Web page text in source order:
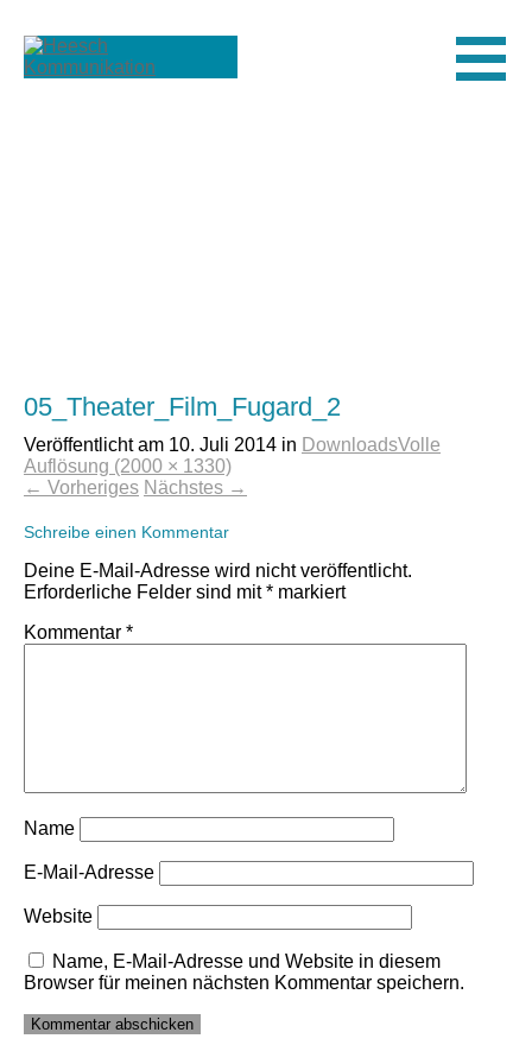
05_Theater_Film_Fugard_2
Veröffentlicht am 10. Juli 2014 in DownloadsVolle
Auflösung (2000 × 1330)
← Vorheriges Nächstes →
Schreibe einen Kommentar
Deine E-Mail-Adresse wird nicht veröffentlicht.
Erforderliche Felder sind mit* markiert
Kommentar *
Name
E-Mail-Adresse
Website
Name, E-Mail-Adresse und Website in diesem
Browser für meinen nächsten Kommentar speichern.